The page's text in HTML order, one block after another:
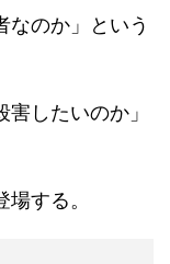
なのか」という
したいのか」
する。